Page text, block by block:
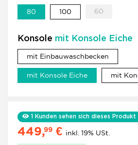
80 100100 60
Konsole mit Konsole Eiche
mit Einbauwaschbecken
mit Konsole Eichemit Konsole
mit
1 Kunden sehen sich dieses Produkt
449,99 € inkl. 19% USt.